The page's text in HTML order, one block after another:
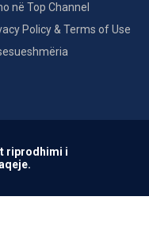
në Top Channel
Policy & Terms of Use
riprodhimi i